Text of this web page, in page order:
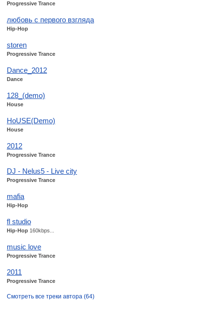
Progressive Trance
любовь с первого взгляда
Hip-Hop
storen
Progressive Trance
Dance_2012
Dance
128_(demo)
House
HoUSE(Demo)
House
2012
Progressive Trance
DJ - Nelus5 - Live city
Progressive Trance
mafia
Hip-Hop
fl studio
Hip-Hop 160kbps...
music love
Progressive Trance
2011
Progressive Trance
Смотреть все треки автора (64)